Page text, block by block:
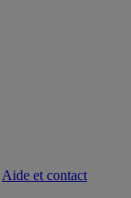
Aide et contact